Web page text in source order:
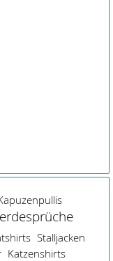
Stalljacken
Katzenshirts